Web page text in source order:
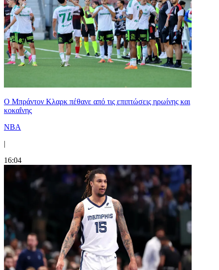
Ο Μπράντον Κλαρκ πέθανε από τις επιπτώσεις ηρωίνης και
κοκαΐνης
NBA
|
16:04